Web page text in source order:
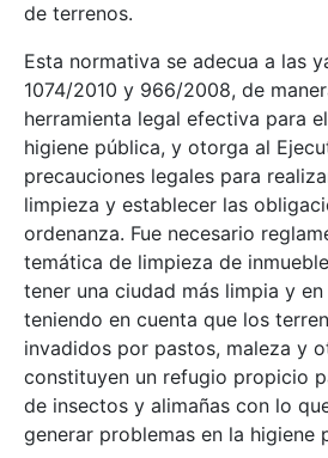
de terrenos.
Esta normativa se adecua a las
1074/2010 y 966/2008, de
herramienta legal efectiva para
higiene pública, y otorga al
precauciones legales para
limpieza y establecer las
ordenanza. Fue necesario
temática de limpieza de
tener una ciudad más limpia y
teniendo en cuenta que los
invadidos por pastos, maleza y
constituyen un refugio propicio
de insectos y alimañas con lo
generar problemas en la higiene